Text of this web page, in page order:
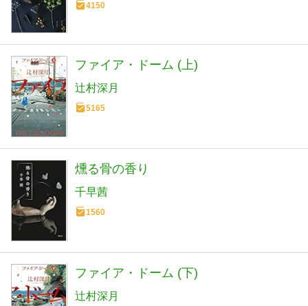
4150
ファイア・ドーム (上)
辻村深月
5165
燻る骨の香り
千早茜
1560
ファイア・ドーム (下)
辻村深月